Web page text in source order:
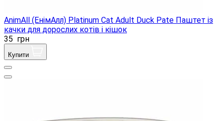
AnimAll (ЕнімАлл) Platinum Cat Adult Duck Pate Паштет із
качки для дорослих котів і кішок
35 грн
Купити